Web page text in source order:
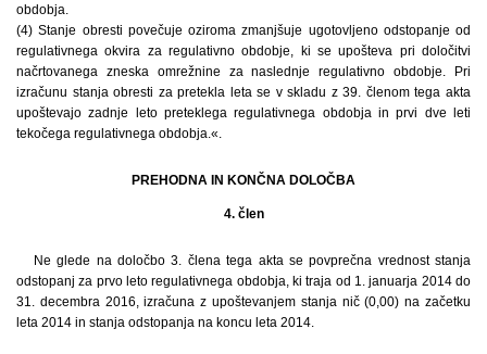
obdobja.
(4) Stanje obresti povečuje oziroma zmanjšuje ugotovljeno odstopanje od
regulativnega okvira za regulativno obdobje, ki se upošteva pri določitvi
načrtovanega zneska omrežnine za naslednje regulativno obdobje. Pri
izračunu stanja obresti za pretekla leta se v skladu z 39. členom tega akta
upoštevajo zadnje leto preteklega regulativnega obdobja in prvi dve leti
tekočega regulativnega obdobja.«.
PREHODNA IN KONČNA DOLOČBA
4. člen
Ne glede na določbo 3. člena tega akta se povprečna vrednost stanja
odstopanj za prvo leto regulativnega obdobja, ki traja od 1. januarja 2014 do
31. decembra 2016, izračuna z upoštevanjem stanja nič (0,00) na začetku
leta 2014 in stanja odstopanja na koncu leta 2014.